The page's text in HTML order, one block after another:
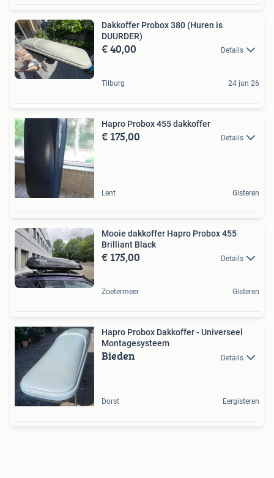
Dakkoffer Probox 380 (Huren is
DUURDER)
€ 40,00 Details
Tilburg 24 jun 26
Hapro Probox 455 dakkoffer
€ 175,00 Details
Lent Gisteren
Mooie dakkoffer Hapro Probox 455
Brilliant Black
€ 175,00 Details
Zoetermeer Gisteren
Hapro Probox Dakkoffer - Universeel
Montagesysteem
Bieden Details
Dorst Eergisteren